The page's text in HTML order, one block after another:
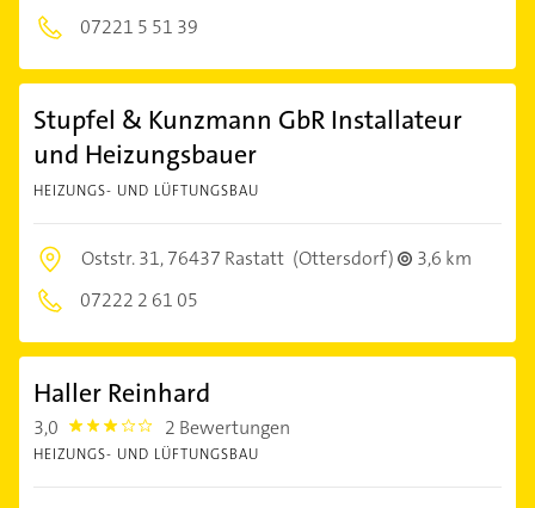
07221 5 51 39
Stupfel & Kunzmann GbR Installateur
und Heizungsbauer
HEIZUNGS- UND LÜFTUNGSBAU
Oststr. 31,76437 Rastatt (Ottersdorf)
3,6 km
07222 2 61 05
Haller Reinhard
3,0 3.0 2 Bewertungen
HEIZUNGS- UND LÜFTUNGSBAU